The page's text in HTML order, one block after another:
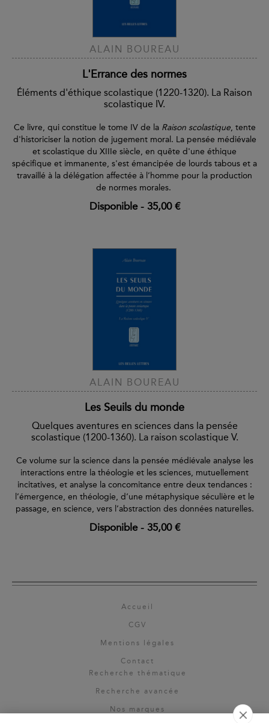
ALAIN BOUREAU
L'Errance des normes
Éléments d'éthique scolastique (1220-1320). La Raison
scolastique IV.
Ce livre, qui constitue le tome IV de la Raison scolastique, tente
d'historiciser la notion de jugement moral. La pensée médiévale
et scolastique du XIIIe siècle, en quête d'une éthique
spécifique et immanente, s'est émancipée de lourds tabous et a
travaillé à la délégation affectée à l’homme pour la production
de normes morales.
Disponible- 35,00 €
ALAIN BOUREAU
Les Seuils du monde
Quelques aventures en sciences dans la pensée
scolastique (1200-1360). La raison scolastique V.
Ce volume sur la science dans la pensée médiévale analyse les
interactions entre la théologie et les sciences, mutuellement
incitatives, et analyse la concomitance entre deux tendances :
l’émergence, en théologie, d’une métaphysique séculière et le
passage, en science, vers l’abstraction des données naturelles.
Disponible- 35,00 €
Accueil
CGV
Mentions légales
Contact
Recherche thématique
Recherche avancée
Nos marques